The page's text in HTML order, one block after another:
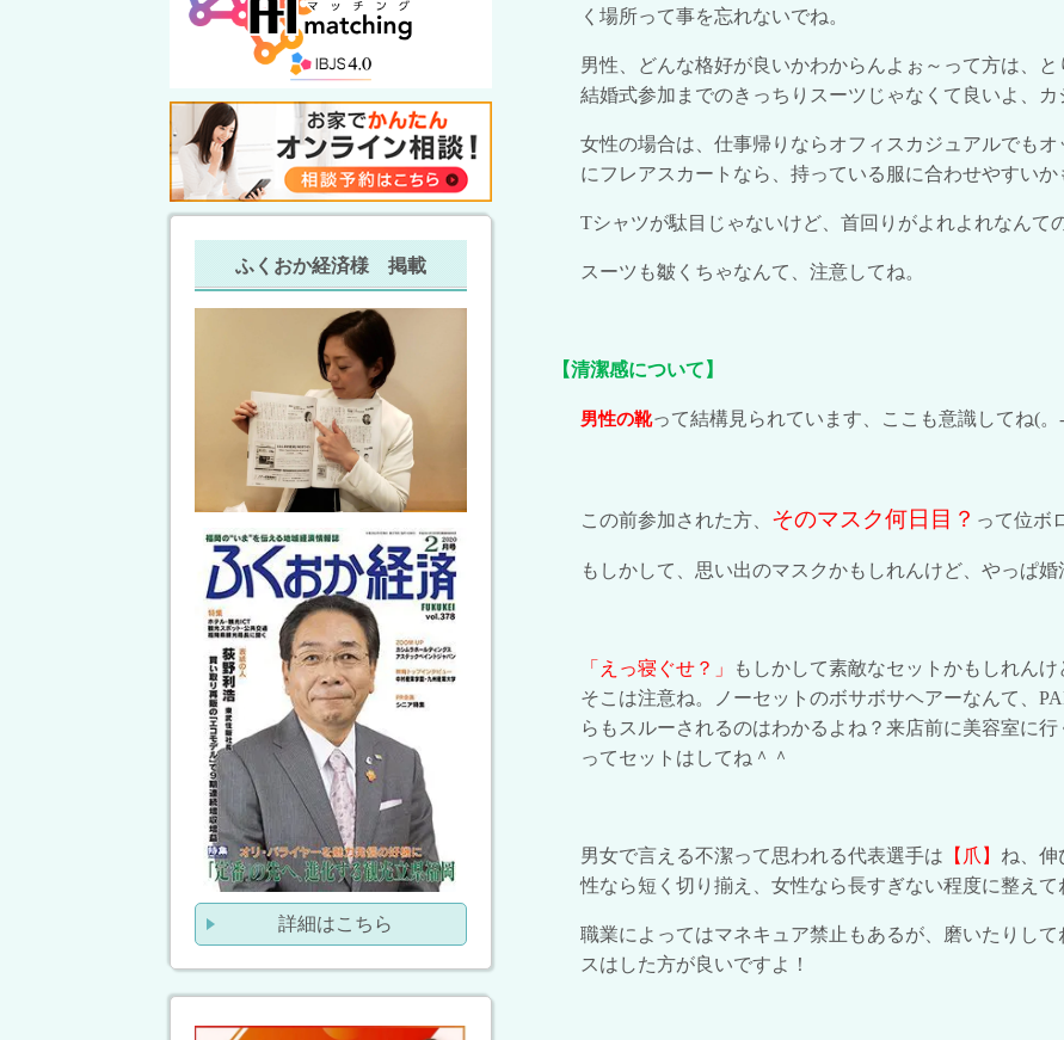
く場所って事を忘れないでね。
男性、どんな格好が良いかわからんよぉ～って方は、
結婚式参加までのきっちりスーツじゃなくて良いよ、カ
女性の場合は、仕事帰りならオフィスカジュアルでも
にフレアスカートなら、持っている服に合わせやすいか
Tシャツが駄目じゃないけど、首回りがよれよれなんて
スーツも皺くちゃなんて、注意してね。
【清潔感について】
男性の靴って結構見られています、ここも意識してね(。
この前参加された方、 そのマスク何日目？ って位ボ
もしかして、思い出のマスクかもしれんけど、やっぱ婚
「えっ寝ぐせ？」
もしかして素敵なセットかもしれん
そこは注意ね。ノーセットのボサボサヘアーなんて、
らもスルーされるのはわかるよね？来店前に美容室に
ってセットはしてね＾＾
男女で言える不潔って思われる代表選手は 【爪】 ね、伸
性なら短く切り揃え、女性なら長すぎない程度に整えて
職業によってはマネキュア禁止もあるが、磨いたりし
スはした方が良いですよ！
ふくおか経済様 掲載
詳細はこちら